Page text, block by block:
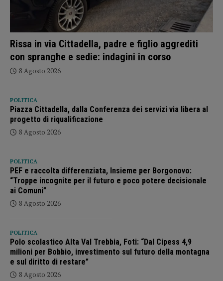
Rissa in via Cittadella, padre e figlio aggrediti
con spranghe e sedie: indagini in corso
8 Agosto 2026
POLITICA
Piazza Cittadella, dalla Conferenza dei servizi via libera al
progetto di riqualificazione
8 Agosto 2026
POLITICA
PEF e raccolta differenziata, Insieme per Borgonovo:
“Troppe incognite per il futuro e poco potere decisionale
ai Comuni”
8 Agosto 2026
POLITICA
Polo scolastico Alta Val Trebbia, Foti: “Dal Cipess 4,9
milioni per Bobbio, investimento sul futuro della montagna
e sul diritto di restare”
8 Agosto 2026